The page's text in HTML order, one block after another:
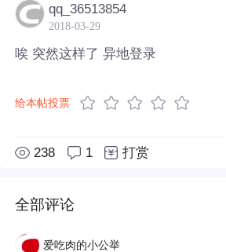
qq_36513854
2018-03-29
唉 突然这样了 异地登录
给本帖投票
238 1 打赏
全部评论
爱吃肉的小公举